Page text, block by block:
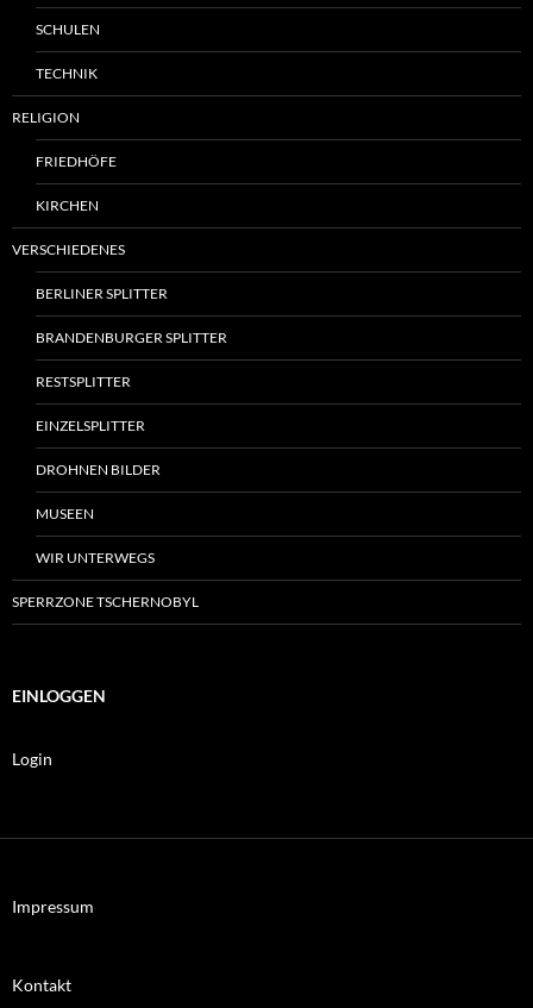
SCHULEN
TECHNIK
RELIGION
FRIEDHÖFE
KIRCHEN
VERSCHIEDENES
BERLINER SPLITTER
BRANDENBURGER SPLITTER
RESTSPLITTER
EINZELSPLITTER
DROHNEN BILDER
MUSEEN
WIR UNTERWEGS
SPERRZONE TSCHERNOBYL
EINLOGGEN
Login
Impressum
Kontakt